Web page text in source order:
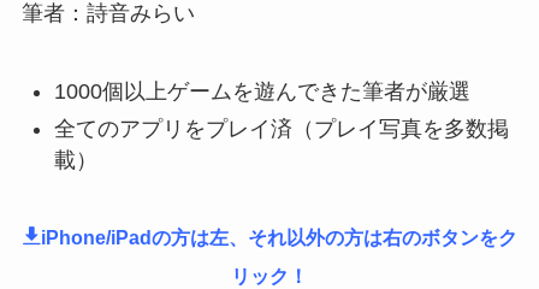
筆者：詩音みらい
1000個以上ゲームを遊んできた筆者が厳選
全てのアプリをプレイ済（プレイ写真を多数掲
載）
iPhone/iPadの方は左、それ以外の方は右のボタンをク
リック！